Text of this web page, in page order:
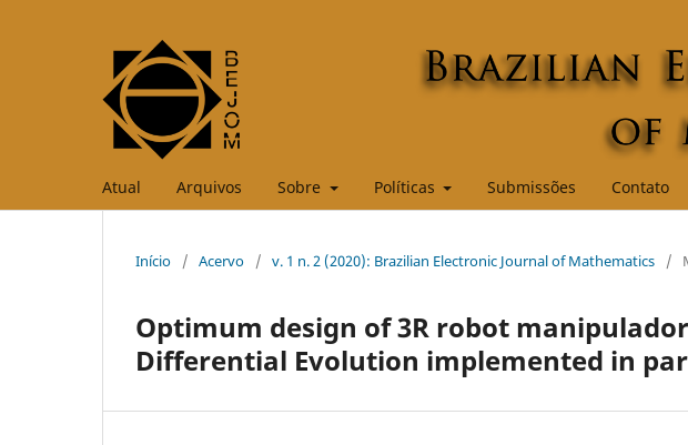
Atual Arquivos Sobre Políticas Submissões Contato
Início / Acervo / v. 1 n. 2 (2020): Brazilian Electronic Journal of Mathematics /
Optimum design of 3R robot
Differential Evolution implemented in